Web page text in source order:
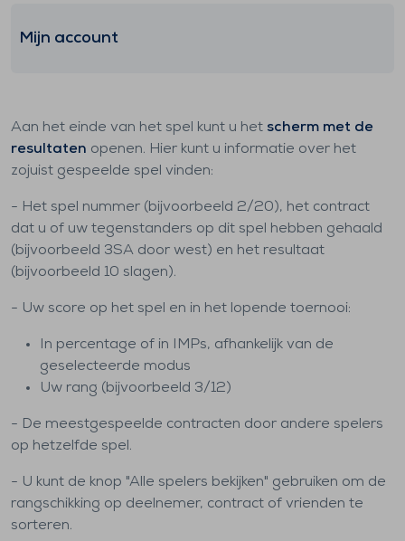
Mijn account
Aan het einde van het spel kunt u het scherm met de
resultaten openen. Hier kunt u informatie over het
zojuist gespeelde spel vinden:
- Het spel nummer (bijvoorbeeld 2/20), het contract
dat u of uw tegenstanders op dit spel hebben gehaald
(bijvoorbeeld 3SA door west) en het resultaat
(bijvoorbeeld 10 slagen).
- Uw score op het spel en in het lopende toernooi:
In percentage of in IMPs, afhankelijk van de
geselecteerde modus
Uw rang (bijvoorbeeld 3/12)
- De meestgespeelde contracten door andere spelers
op hetzelfde spel.
- U kunt de knop "Alle spelers bekijken" gebruiken om de
rangschikking op deelnemer, contract of vrienden te
sorteren.